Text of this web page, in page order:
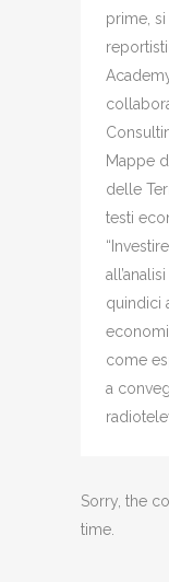
prime, si
Mappe
delle
testi
quindici
come
a
Sorry, the
time.